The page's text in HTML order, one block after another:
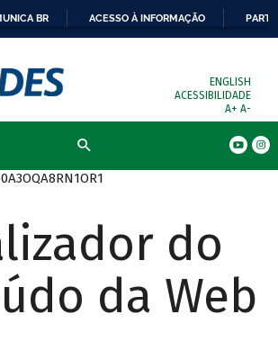
BR ACESSO À INFORMAÇÃO
ENGLISH
ACESSIBILIDADE
A+ A-
do
da Web